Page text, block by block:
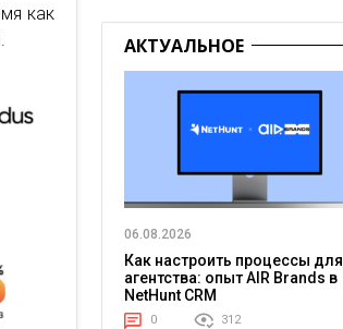
как
АКТУАЛЬНОЕ
06.08.2026
Как настроить процессы для
агентства: опыт AIR Brands в
NetHunt CRM
0 312